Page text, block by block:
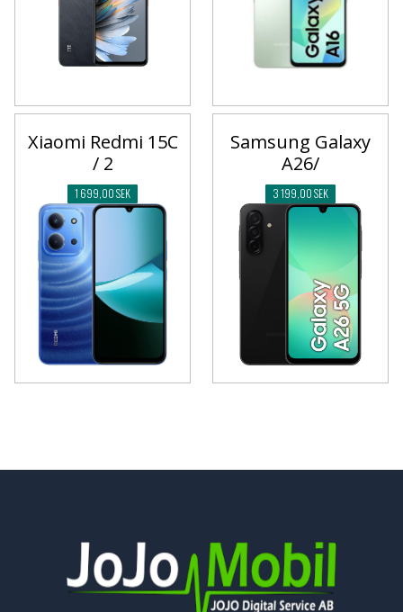
Xiaomi Redmi 15C
/ 2
1 699,00 SEK
Samsung Galaxy
A26/
3 199,00 SEK